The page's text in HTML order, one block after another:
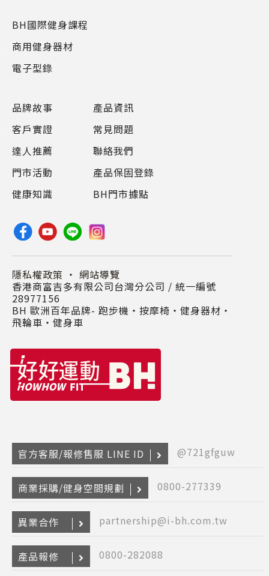
品牌故事
客戶實證
達人推薦
門市活動
健康知識
產品資訊
常見問題
聯絡我們
產品保固登錄
BH門市據點
BH國際健身課程
商用健身器材
電子型錄
隱私權政策 ・ 網站導覽
香港商富吉多有限公司台灣分公司 / 統一編號
28977156
BH 歐洲百年品牌- 跑步機‧按摩椅‧健身器材‧
飛輪車‧健身車
官方客服/報修售服 LINE ID @721gfguw
商業採購/健身空間規劃 0800-277339
異業合作 partnership@i-bh.com.tw
產品報修 0800-282088